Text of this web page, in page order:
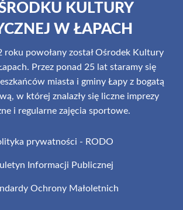
KULTURY
W ŁAPACH
roku powołany został Ośrodek Kultury
Przez ponad 25 lat staramy się
miasta i gminy Łapy z bogatą
w której znalazły się liczne imprezy
i regularne zajęcia sportowe.
prywatności - RODO
Informacji Publicznej
Ochrony Małoletnich